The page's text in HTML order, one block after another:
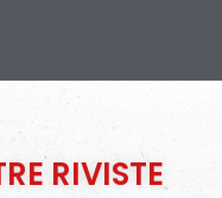
RIVISTE